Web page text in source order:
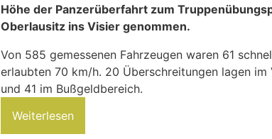
Höhe der Panzerüberfahrt zum
Oberlausitz ins Visier genommen.
Von 585 gemessenen Fahrzeugen waren 61
erlaubten 70 km/h. 20 Überschreitungen lagen im
und 41 im Bußgeldbereich.
Weiterlesen